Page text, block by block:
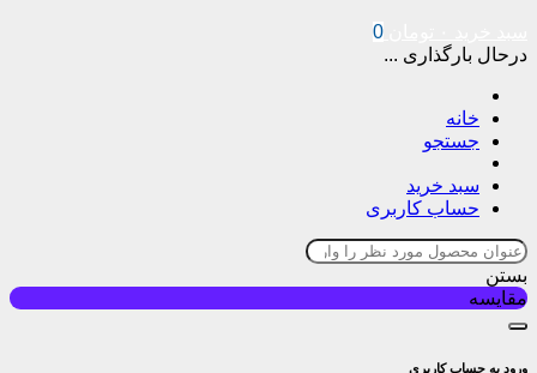
0
درحال بارگذاری ...
خانه
جستجو
سبد خرید
حساب کاربری
بستن
مقایسه
ورود به حساب کاربری